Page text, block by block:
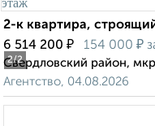
2/2
2-к квартира,
6 514 200 ₽ 154 000 ₽
Свердловский район,
Агентство, 04.08.2026